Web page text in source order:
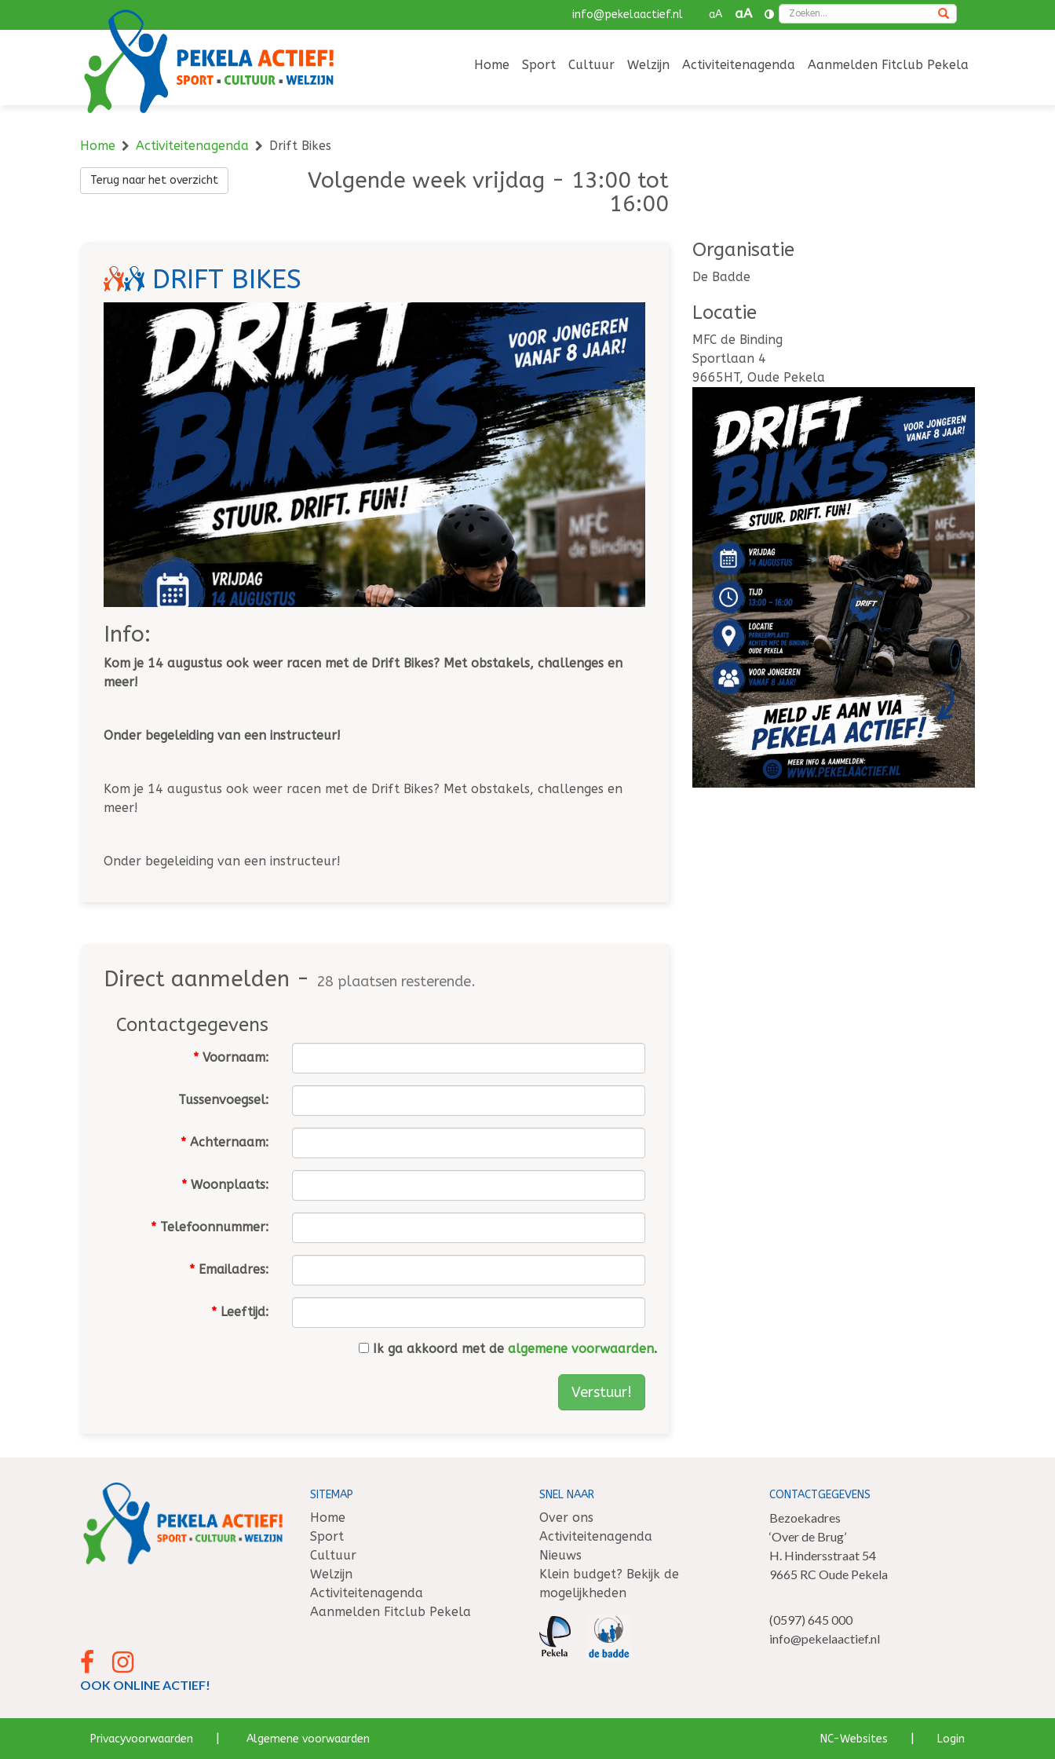
Navigatie
overslaan
info@pekelaactief.nl aA aA
Home Sport Cultuur Welzijn Activiteitenagenda Aanmelden Fitclub Pekela
Home Activiteitenagenda Drift Bikes
Terug naar het overzicht
Volgende week vrijdag - 13:00 tot
16:00
DRIFT BIKES
Info:
Kom je 14 augustus ook weer racen met de Drift Bikes? Met obstakels, challenges en
meer!
Onder begeleiding van een instructeur!
Kom je 14 augustus ook weer racen met de Drift Bikes? Met obstakels, challenges en
meer!
Onder begeleiding van een instructeur!
Organisatie
De Badde
Locatie
MFC de Binding
Sportlaan 4
9665HT, Oude Pekela
Direct aanmelden - 28 plaatsen resterende.
Contactgegevens
* Voornaam:
Tussenvoegsel:
* Achternaam:
* Woonplaats:
* Telefoonnummer:
* Emailadres:
* Leeftijd:
Ik ga akkoord met de algemene voorwaarden.
OOK ONLINE ACTIEF!
SITEMAP
Home
Sport
Cultuur
Welzijn
Activiteitenagenda
Aanmelden Fitclub Pekela
SNEL NAAR
Over ons
Activiteitenagenda
Nieuws
Klein budget? Bekijk de
mogelijkheden
CONTACTGEGEVENS
Bezoekadres
‘Over de Brug’
H. Hindersstraat 54
9665 RC Oude Pekela
(0597) 645 000
info@pekelaactief.nl
Privacyvoorwaarden | Algemene voorwaarden Login
NC-Websites |